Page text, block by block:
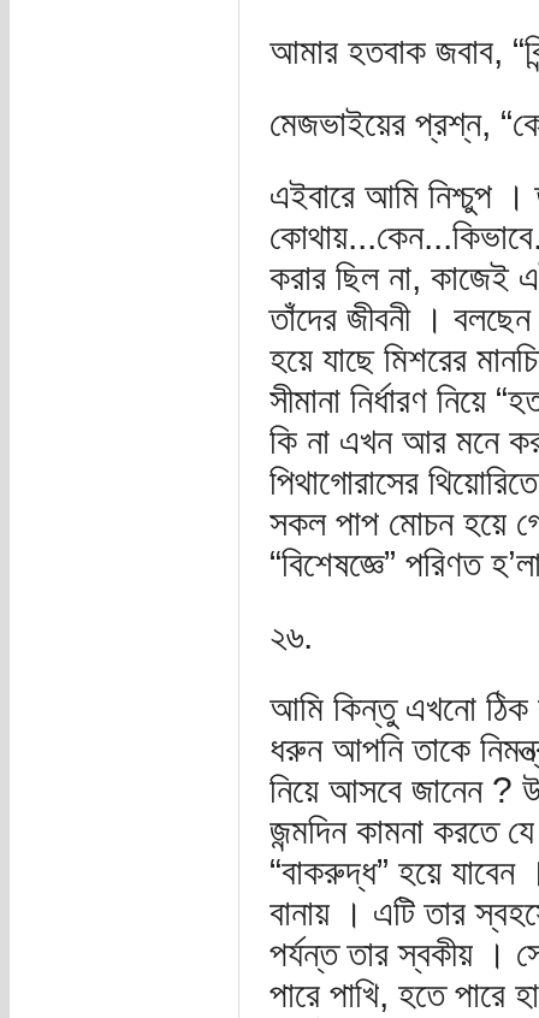
আমার হতবাক জবাব,
মেজভাইয়ের প্রশ্ন,
এইবারে আমি নিশ্চুপ
করার ছিল না, কাজেই
তাঁদের জীবনী ।
হয়ে যাছে মিশরের
সীমানা নির্ধারণ নিয়ে
কি না এখন আর মনে
পিথাগোরাসের
সকল পাপ মোচন হয়ে
“বিশেষজ্ঞে” পরিণত
২৬.
আমি কিন্তু এখনো ঠিক
ধরুন আপনি তাকে
নিয়ে আসবে জানেন ?
জন্মদিন কামনা করতে
“বাকরুদ্ধ” হয়ে যাবেন
বানায় । এটি তার
পর্যন্ত তার স্বকীয় ।
পারে পাখি, হতে